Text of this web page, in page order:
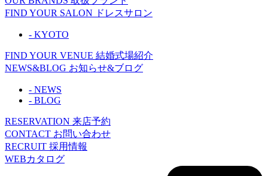
FIND YOUR SALON ドレスサロン
- KYOTO
FIND YOUR VENUE 結婚式場紹介
NEWS&BLOG お知らせ&ブログ
- NEWS
- BLOG
RESERVATION 来店予約
CONTACT お問い合わせ
RECRUIT 採用情報
WEBカタログ